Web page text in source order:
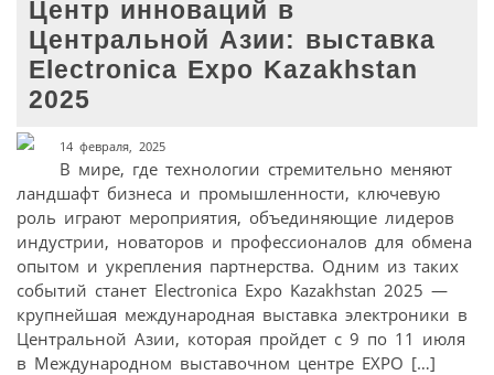
Центр инноваций в
Центральной Азии: выставка
Electronica Expo Kazakhstan
2025
14 февраля, 2025
В мире, где технологии стремительно меняют
ландшафт бизнеса и промышленности, ключевую
роль играют мероприятия, объединяющие лидеров
индустрии, новаторов и профессионалов для обмена
опытом и укрепления партнерства. Одним из таких
событий станет Electronica Expo Kazakhstan 2025 —
крупнейшая международная выставка электроники в
Центральной Азии, которая пройдет с 9 по 11 июля
в Международном выставочном центре EXPO […]